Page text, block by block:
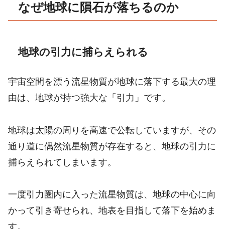
なぜ地球に隕石が落ちるのか
地球の引力に捕らえられる
宇宙空間を漂う流星物質が地球に落下する最大の理
由は、地球が持つ強大な「引力」です。
地球は太陽の周りを高速で公転していますが、その
通り道に偶然流星物質が存在すると、地球の引力に
捕らえられてしまいます。
一度引力圏内に入った流星物質は、地球の中心に向
かって引き寄せられ、地表を目指して落下を始めま
す。